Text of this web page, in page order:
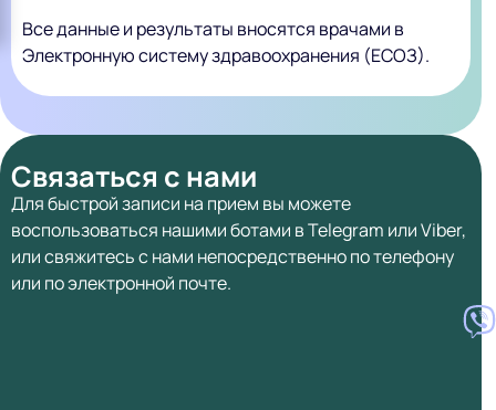
Все данные и результаты вносятся врачами в
Электронную систему здравоохранения (ЕСОЗ).
Связаться с нами
Для быстрой записи на прием вы можете
воспользоваться нашими ботами в Telegram или Viber,
или свяжитесь с нами непосредственно по телефону
или по электронной почте.